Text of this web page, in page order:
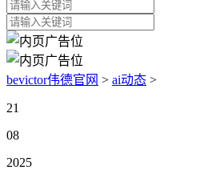
bevictor伟德官网 > ai动态 >
21
08
2025